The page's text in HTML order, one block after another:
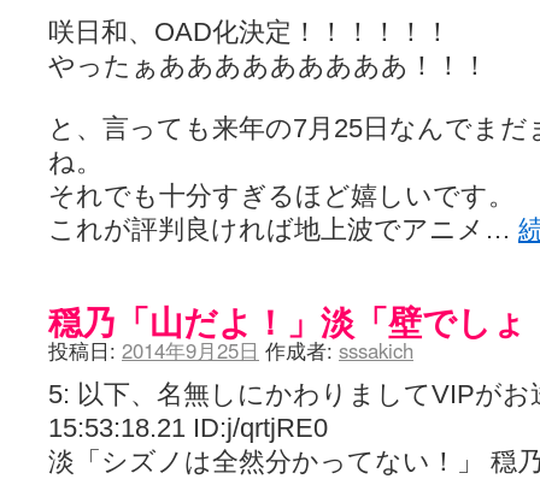
咲-Saki-の舞台が特定されたら、行くしかないでしょ / ブログを引っ越
りりーがーる（仮） / 虎姫 カラオケ編っぽい小ネタ
(10:29)
洋榎-youka- / お知らせ (11:19)
フリテンリーチで流して / 姫松高校についてのいくらかの考察 (09:03)
飛鳥の巣 - 咲-Saki- / 咲キャラがギタリストだったら...【風越編】
遊び半分 / もうすぐ８月も終わり (16:03)
咲-Saki-ほんだし / 咲-Saki- 第128局 「涼風」 感想
咲-Saki-麻雀録 / 台風に強そうな咲キャラ (05:45)
妄言郷 / 咲-Saki- 第129局「契機」感想 (16:01)
咲-Saki-のてきとう考察 - 咲-Saki- / 記事紹介：書け麻に参加でさっ
嶺上かいほー - 咲-saki- / (7/1日分)dreamscapeが更新していました
白い物置 / 咲-Saki- Best Album ～Anthology～を買いました (00:24)
らぎこのだらだら日記帳 - 咲 -saki- / 咲アンテナ杯お疲れ様でした(半
考える凡人 / [咲-Saki-]姉帯豊音の能力考察―暦占という仮説―
まいるーむ / よく分かる、有珠山高校！（キャラについてひたすら語
咲日和、OAD化決定！！！！！！
やったぁあああああああああ！！！
と、言っても来年の7月25日なんでま
ね。
それでも十分すぎるほど嬉しいです。
これが評判良ければ地上波でアニメ…
穏乃「山だよ！」淡「壁でしょ
投稿日: 2014年9月25日 作成者: sssakich
5: 以下、名無しにかわりましてVIPがお
15:53:18.21 ID:j/qrtjRE0
淡「シズノは全然分かってない！」 穏